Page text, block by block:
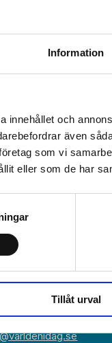
Information
innehållet och
även
som vi
eller som de har
Tillåt urval